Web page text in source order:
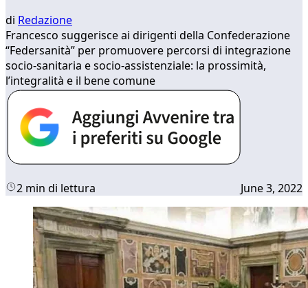
di Redazione
Francesco suggerisce ai dirigenti della Confederazione
“Federsanità” per promuovere percorsi di integrazione
socio-sanitaria e socio-assistenziale: la prossimità,
l’integralità e il bene comune
2 min di lettura June 3, 2022